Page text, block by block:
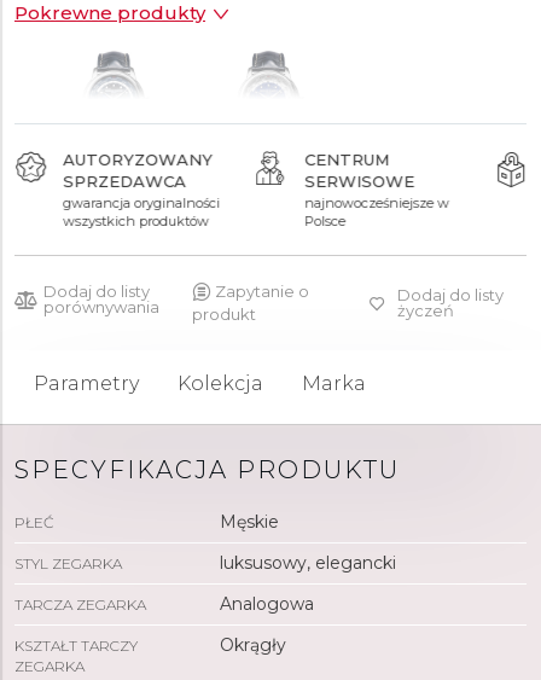
Pokrewne produkty
20 990 zł 24 690 zł
AUTORYZOWANY
SPRZEDAWCA
gwarancja oryginalności
wszystkich produktów
CENTRUM
SERWISOWE
najnowocześniejsze w
Polsce
Dodaj do listy
porównywania
Zapytanie o
produkt
Dodaj do listy
życzeń
Parametry Kolekcja Marka
SPECYFIKACJA PRODUKTU
PŁEĆ Męskie
STYL ZEGARKA luksusowy, elegancki
TARCZA ZEGARKA Analogowa
KSZTAŁT TARCZY
ZEGARKA
Okrągły